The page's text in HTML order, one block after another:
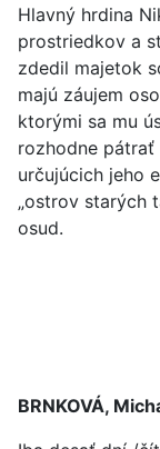
Hlavný hrdina
prostriedkov a
zdedil majetok
majú záujem
ktorými sa mu
rozhodne
určujúcich jeho
„ostrov starých
osud.
BRNKOVÁ,